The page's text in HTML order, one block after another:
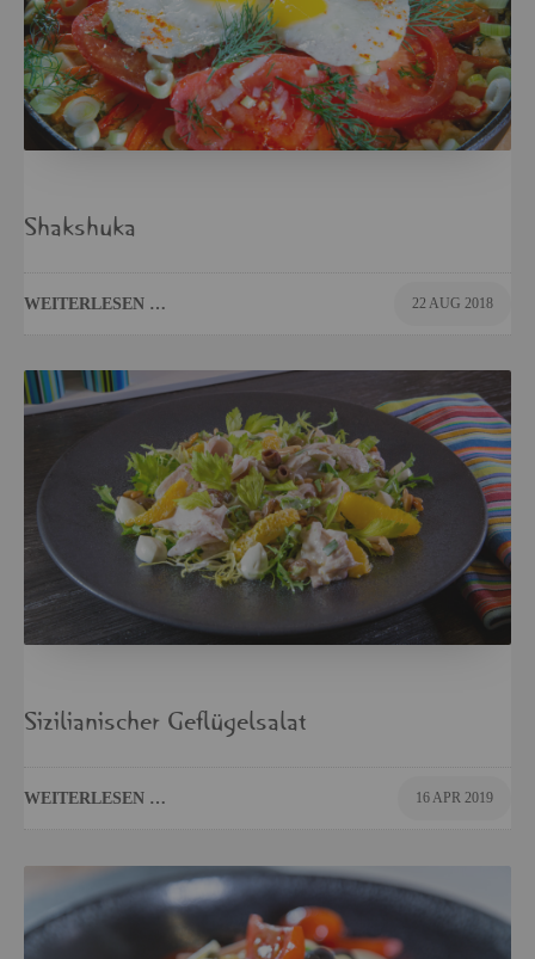
Shaks­hu­ka
WEI­TER­LE­SEN … 22 AUG 2018
Si­zi­lia­ni­scher Ge­flü­gel­sa­lat
WEI­TER­LE­SEN … 16 APR 2019